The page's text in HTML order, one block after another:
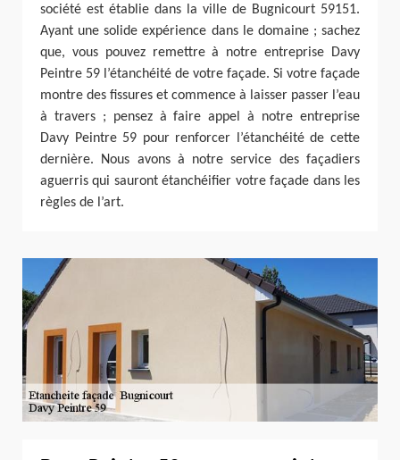
société est établie dans la ville de Bugnicourt 59151.
Ayant une solide expérience dans le domaine ; sachez
que, vous pouvez remettre à notre entreprise Davy
Peintre 59 l’étanchéité de votre façade. Si votre façade
montre des fissures et commence à laisser passer l’eau
à travers ; pensez à faire appel à notre entreprise
Davy Peintre 59 pour renforcer l’étanchéité de cette
dernière. Nous avons à notre service des façadiers
aguerris qui sauront étanchéifier votre façade dans les
règles de l’art.